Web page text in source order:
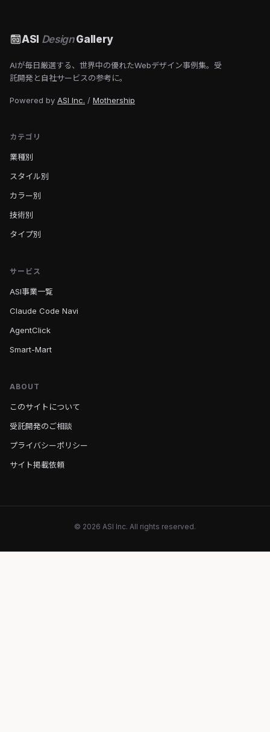
ASI DesignGallery
AIが毎日厳選する、世界中の優れたWebデザイン事例集。受
託開発と自社サービスの参考に。
Powered by ASI Inc. / Mothership
カテゴリ
業種別
スタイル別
カラー別
技術別
タイプ別
サービス
ASI事業一覧
Claude Code Navi
AgentClick
Smart-Mart
ABOUT
このサイトについて
受託開発のご相談
プライバシーポリシー
サイト掲載依頼
© 2026 ASI Inc. All rights reserved.